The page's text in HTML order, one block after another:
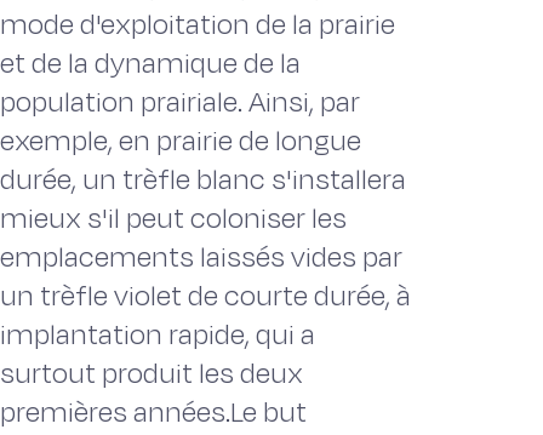
mode d'exploitation de la prairie
et de la dynamique de la
population prairiale. Ainsi, par
exemple, en prairie de longue
durée, un trèfle blanc s'installera
mieux s'il peut coloniser les
emplacements laissés vides par
un trèfle violet de courte durée, à
implantation rapide, qui a
surtout produit les deux
premières années.Le but